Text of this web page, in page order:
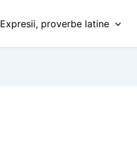
Expresii, proverbe latine